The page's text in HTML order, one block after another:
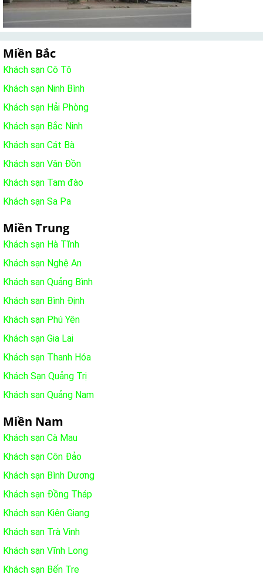
Miền Bắc
Khách sạn Cô Tô
Khách sạn Ninh Bình
Khách sạn Hải Phòng
Khách sạn Bắc Ninh
Khách sạn Cát Bà
Khách sạn Vân Đồn
Khách sạn Tam đào
Khách sạn Sa Pa
Miền Trung
Khách sạn Hà Tĩnh
Khách sạn Nghệ An
Khách sạn Quảng Bình
Khách sạn Bình Định
Khách sạn Phú Yên
Khách sạn Gia Lai
Khách sạn Thanh Hóa
Khách Sạn Quảng Trị
Khách sạn Quảng Nam
Miền Nam
Khách sạn Cà Mau
Khách sạn Côn Đảo
Khách sạn Bình Dương
Khách sạn Đồng Tháp
Khách sạn Kiên Giang
Khách sạn Trà Vinh
Khách sạn Vĩnh Long
Khách sạn Bến Tre